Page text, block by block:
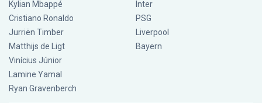
Kylian Mbappé
Cristiano Ronaldo
Jurriën Timber
Matthijs de Ligt
Vinícius Júnior
Lamine Yamal
Ryan Gravenberch
Inter
PSG
Liverpool
Bayern